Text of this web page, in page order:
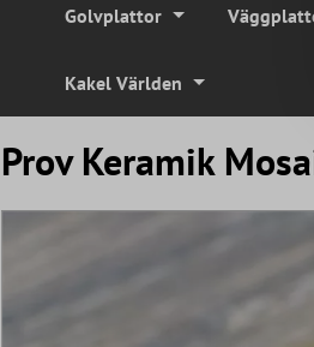
Golvplattor
Kakel Världen
Prov Keramik